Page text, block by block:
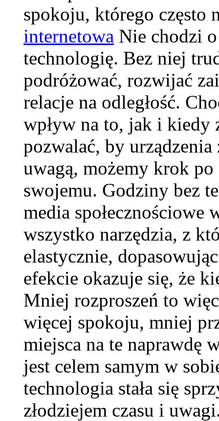
spokoju, którego często
internetowa Nie chodzi
technologię. Bez niej
podróżować, rozwijać
relacje na odległość.
wpływ na to, jak i kiedy
pozwalać, by urządzenia
uwagą, możemy krok po
swojemu. Godziny bez
media
wszystko narzędzia, z
elastycznie,
efekcie okazuje się, że
Mniej rozproszeń to
więcej spokoju, mniej
miejsca na te naprawdę
jest celem samym w
technologia stała się
złodziejem czasu i